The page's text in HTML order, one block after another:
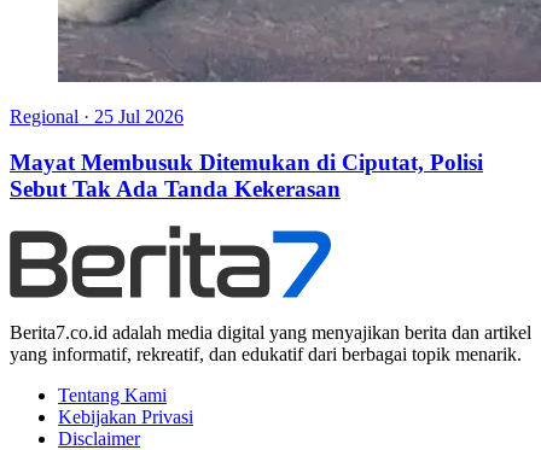
Regional · 25 Jul 2026
Mayat Membusuk Ditemukan di Ciputat, Polisi
Sebut Tak Ada Tanda Kekerasan
Berita7.co.id adalah media digital yang menyajikan berita dan artikel
yang informatif, rekreatif, dan edukatif dari berbagai topik menarik.
Tentang Kami
Kebijakan Privasi
Disclaimer